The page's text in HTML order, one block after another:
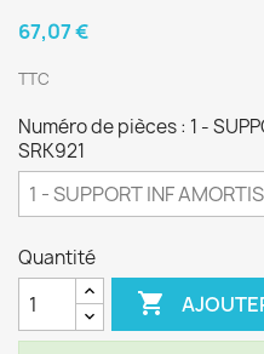
67,07 €
TTC
Numéro de pièces : 1 -
SRK921
Quantité
